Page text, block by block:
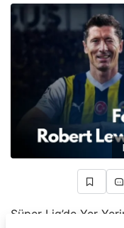
Süper Lig’de Yer